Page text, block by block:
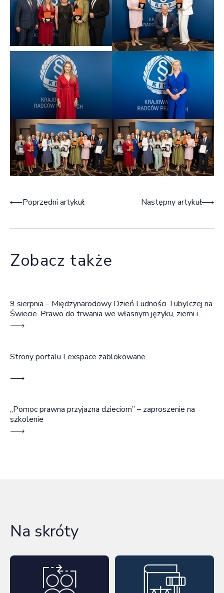
Nawigacja wpisu
Poprzedni artykuł Następny artykuł
Zobacz także
9 sierpnia – Międzynarodowy Dzień Ludności Tubylczej na
Świecie. Prawo do trwania we własnym języku, ziemi i
wspólnocie
Strony portalu Lexspace zablokowane
„Pomoc prawna przyjazna dzieciom” – zaproszenie na
szkolenie
Na skróty